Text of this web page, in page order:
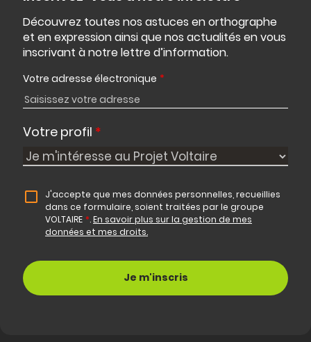
Découvrez toutes nos astuces en orthographe
et en expression ainsi que nos actualités en vous
inscrivant à notre lettre d’information.
Votre adresse électronique *
Votre profil *
J'accepte que mes données personnelles, recueillies
dans ce formulaire, soient traitées par le groupe
VOLTAIRE *.En savoir plus sur la gestion de mes
données et mes droits.